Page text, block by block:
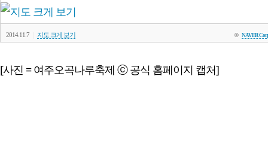
2014.11.7 지도 크게 보기 © NAVER
[사진 = 여주오곡나루축제 ⓒ 공식 홈페이지 캡처]